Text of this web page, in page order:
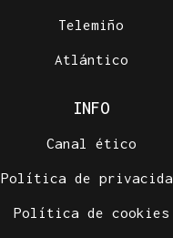
Telemiño
Atlántico
INFO
Canal ético
Política de
Política de cookies